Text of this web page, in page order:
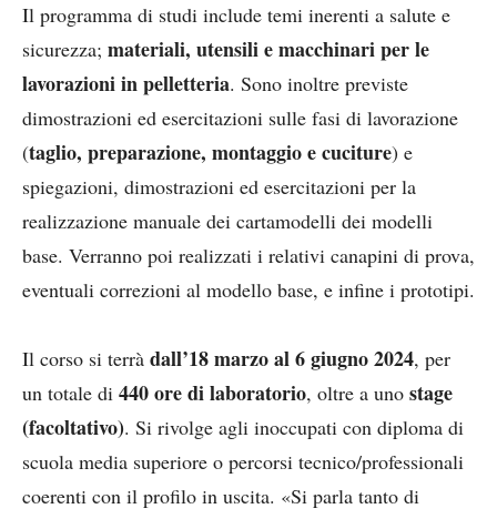
Il programma di studi include temi inerenti a salute e
sicurezza; materiali, utensili e macchinari per le
lavorazioni in pelletteria. Sono inoltre previste
dimostrazioni ed esercitazioni sulle fasi di lavorazione
(taglio, preparazione, montaggio e cuciture) e
spiegazioni, dimostrazioni ed esercitazioni per la
realizzazione manuale dei cartamodelli dei modelli
base. Verranno poi realizzati i relativi canapini di prova,
eventuali correzioni al modello base, e infine i prototipi.
Il corso si terrà dall’18 marzo al 6 giugno2024, per
un totale di 440 ore di laboratorio, oltre a uno stage
(facoltativo). Si rivolge agli inoccupati con diploma di
scuola media superiore o percorsi tecnico/professionali
coerenti con il profilo in uscita. «Si parla tanto di